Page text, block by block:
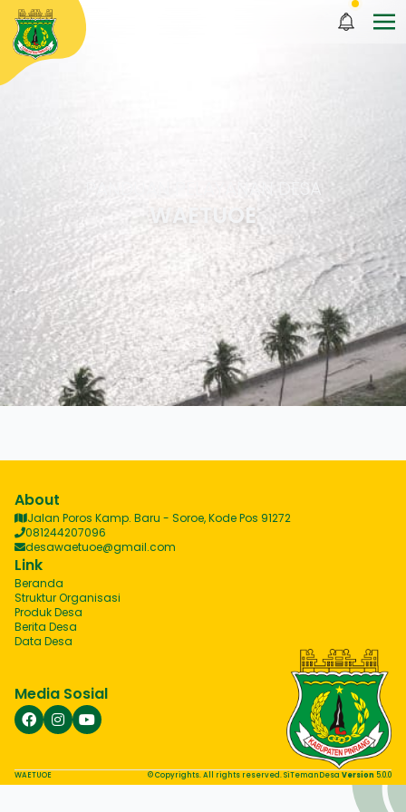
PANDUAN PELAYANAN DESA
WAETUOE
About
Jalan Poros Kamp. Baru - Soroe, Kode Pos 91272
081244207096
desawaetuoe@gmail.com
Link
Beranda
Struktur Organisasi
Produk Desa
Berita Desa
Data Desa
Media Sosial
WAETUOE © Copyrights. All rights reserved. SiTemanDesa Version 5.0.0